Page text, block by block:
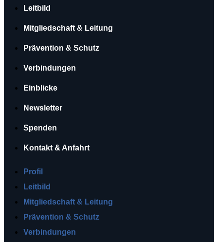
Leitbild
Mitgliedschaft & Leitung
Prävention & Schutz
Verbindungen
Einblicke
Newsletter
Spenden
Kontakt & Anfahrt
Profil
Leitbild
Mitgliedschaft & Leitung
Prävention & Schutz
Verbindungen